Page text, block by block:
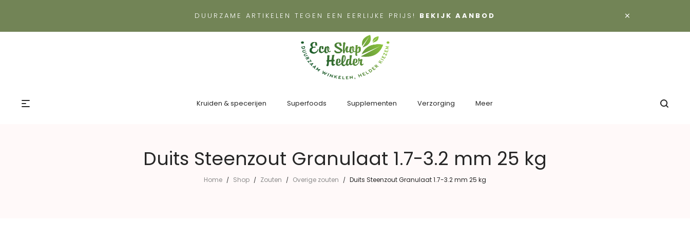
×
DUURZAME ARTIKELEN TEGEN EEN EERLIJKE PRIJS! BEKIJK AANBOD
Kruiden & specerijen Superfoods Supplementen Verzorging Meer
Duits Steenzout Granulaat 1.7-3.2 mm 25 kg
Home / Shop / Zouten / Overige zouten / Duits Steenzout Granulaat 1.7-3.2 mm 25 kg